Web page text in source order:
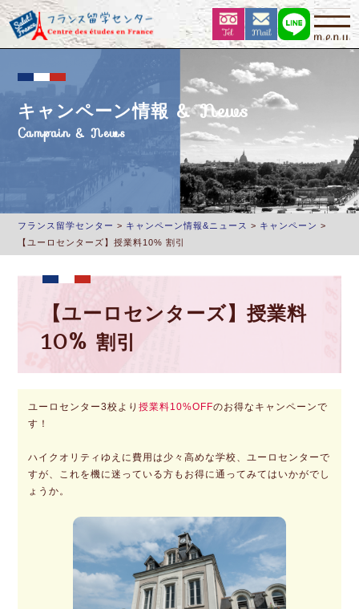
キャンペーン情報 & News
Campain & News
フランス留学センター > キャンペーン情報&ニュース > キャンペーン >
【ユーロセンターズ】授業料10% 割引
【ユーロセンターズ】授業料
10% 割引
ユーロセンター3校より 授業料10%OFFのお得なキャンペーンで
す！
ハイクオリティゆえに費用は少々高めな学校、ユーロセンターで
すが、これを機に迷っている方もお得に通ってみてはいかがでし
ょうか。